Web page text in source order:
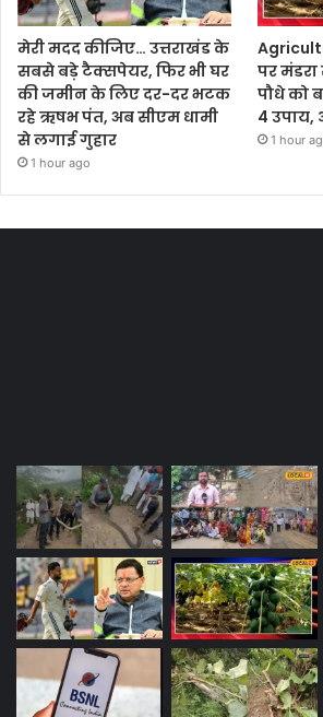
मेरी मदद कीजिए… उत्तराखंड के
सबसे बड़े टैक्सपेयर, फिर भी घर
की जमीन के लिए दर-दर भटक
रहे ऋषभ पंत, अब सीएम धामी
से लगाई गुहार
1 hour ago
पर मंडरा
पौधे को
4 उपाय,
1 hour